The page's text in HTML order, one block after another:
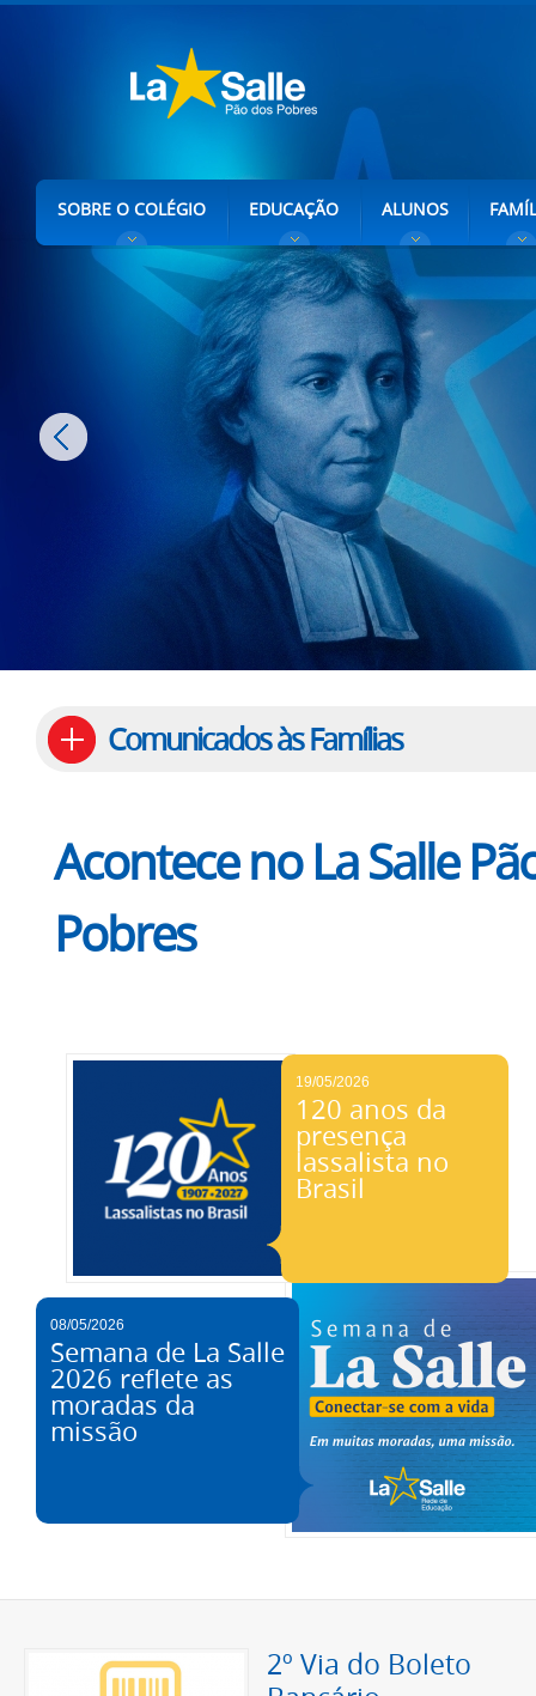
SOBRE O COLÉGIO EDUCAÇÃO ALUNOS
Comunicados às Famílias
Acontece no La Salle
Pobres
19/05/2026
120 anos da
presença
lassalista no
Brasil
08/05/2026
Semana de La Salle
2026 reflete as
moradas da
missão
2º Via do Boleto